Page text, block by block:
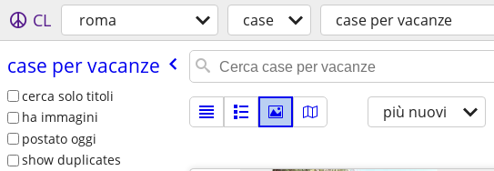
CL roma case case per vacanze
case per vacanze
cerca solo titoli
ha immagini
postato oggi
show duplicates
più nuovi